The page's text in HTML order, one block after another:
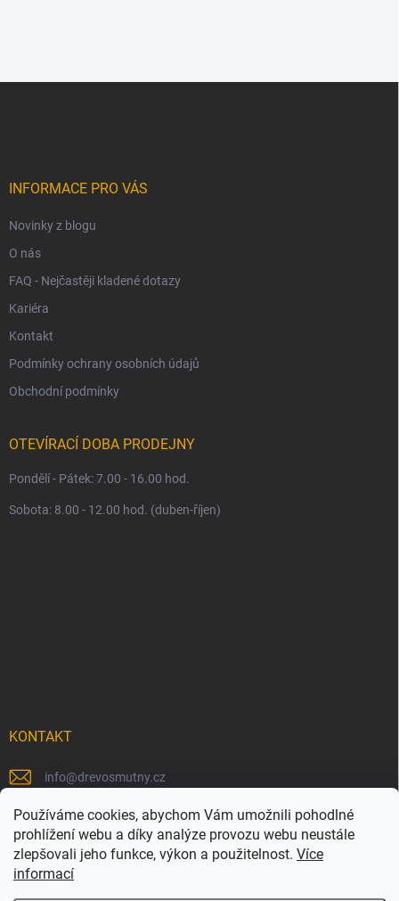
Používáme cookies, abychom Vám umožnili pohodlné
prohlížení webu a díky analýze provozu webu neustále
zlepšovali jeho funkce, výkon a použitelnost. Více
informací
INFORMACE PRO VÁS
Novinky z blogu
O nás
FAQ - Nejčastěji kladené dotazy
Kariéra
Kontakt
Podmínky ochrany osobních údajů
Obchodní podmínky
OTEVÍRACÍ DOBA PRODEJNY
Pondělí - Pátek: 7.00 - 16.00 hod.
Sobota: 8.00 - 12.00 hod. (duben-říjen)
KONTAKT
info@drevosmutny.cz
+420 725 710 840
https://www.facebook.com/drevosmutny/
drevosmutny/